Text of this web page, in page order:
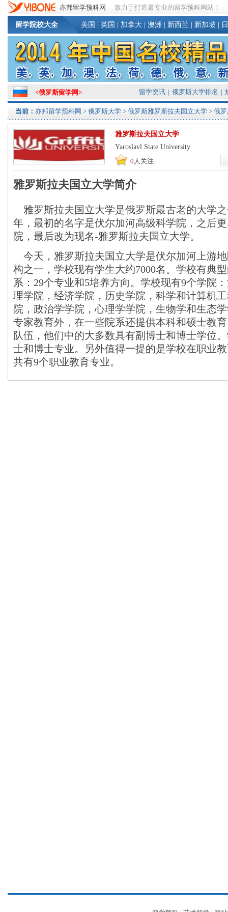
亦邦留学预科网 致力于打造最专业的留学预科网站！
留学院校大全 美国 英国 加拿大 澳洲 新西兰 新加坡
<俄罗斯留学网> 留学资讯 | 俄罗斯大学排名 |
当前： 亦邦留学预科网 > 俄罗斯大学 > 俄罗斯雅罗斯拉夫国立大学 > 俄
雅罗斯拉夫国立大学
Yaroslavl State University
0 人关注
雅罗斯拉夫国立大学简介
雅罗斯拉夫国立大学是俄罗斯最古老的大学之
年，最初的名字是伏尔加河高级科学院，之后
院，最后改为现名-雅罗斯拉夫国立大学。
今天，雅罗斯拉夫国立大学是伏尔加河上游
构之一，学校现有学生大约7000名。学校有典
系：29个专业和5培养方向。学校现有9个学院
理学院，经济学院，历史学院，科学和计算机
院，政治学学院，心理学学院，生物学和生态
专家教育外，在一些院系还提供本科和硕士教
队伍，他们中的大多数具有副博士和博士学位
士和博士专业。另外值得一提的是学校在职业
共有9个职业教育专业。